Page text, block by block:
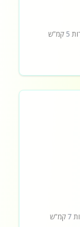
5 קמ"ש
7קמ"ש